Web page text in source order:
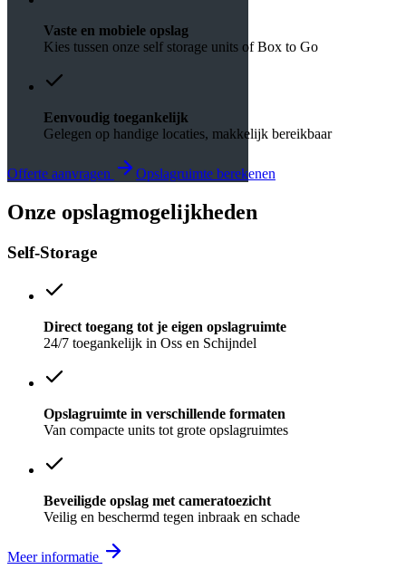
Vaste en mobiele opslag
Kies tussen onze self storage units of Box to Go
Eenvoudig toegankelijk
Gelegen op handige locaties, makkelijk bereikbaar
Offerte aanvragen Opslagruimte berekenen
Onze opslagmogelijkheden
Self-Storage
Direct toegang tot je eigen opslagruimte
24/7 toegankelijk in Oss en Schijndel
Opslagruimte in verschillende formaten
Van compacte units tot grote opslagruimtes
Beveiligde opslag met cameratoezicht
Veilig en beschermd tegen inbraak en schade
Meer informatie